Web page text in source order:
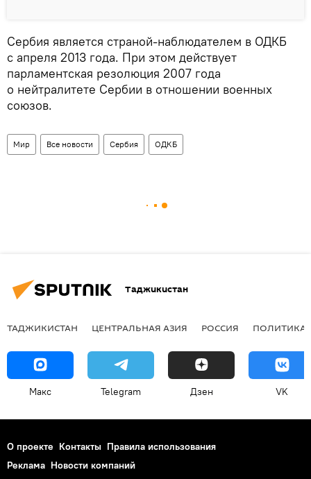
Сербия является страной-наблюдателем в ОДКБ
с апреля 2013 года. При этом действует
парламентская резолюция 2007 года
о нейтралитете Сербии в отношении военных
союзов.
Мир Все новости Сербия ОДКБ
Таджикистан
ТАДЖИКИСТАН ЦЕНТРАЛЬНАЯ АЗИЯ РОССИЯ ПОЛИТИКА
Макс Telegram Дзен VK
О проекте Контакты Правила использования
Реклама Новости компаний